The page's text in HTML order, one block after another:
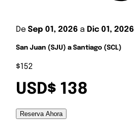
De Sep 01, 2026 a Dic 01, 2026
San Juan (SJU) a Santiago (SCL)
$152
USD$ 138
Reserva Ahora